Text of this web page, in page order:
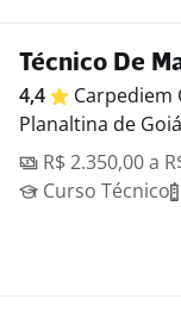
Técnico De
4,4 Carpediem
Planaltina de
R$ 2.350,00 a
Curso Técnico